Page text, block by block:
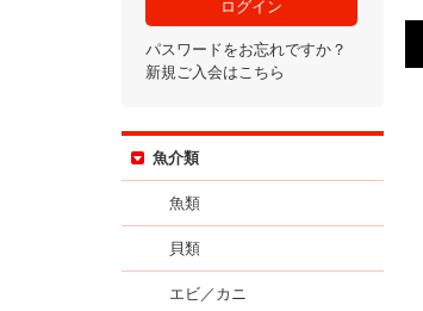
パスワードをお忘れですか？
新規ご入会はこちら
魚介類
魚類
貝類
エビ／カニ